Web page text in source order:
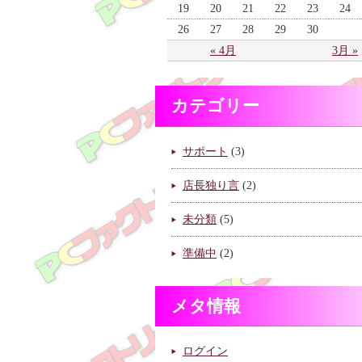
« 4月 3月 »
19 20 21 22 23
24
26
27 28 29 30
カテゴリー
サポート (3)
店長独り言 (2)
未分類 (5)
準備中 (2)
メタ情報
ログイン